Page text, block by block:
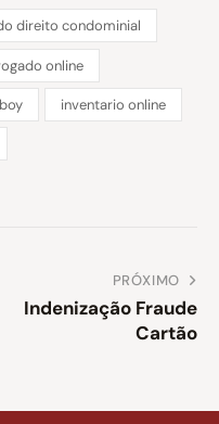
direito condominial
online
inventario online
PRÓXIMO
Indenização Fraude
Cartão